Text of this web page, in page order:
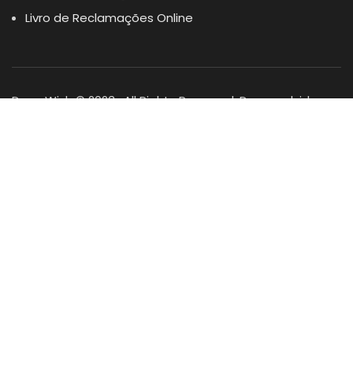
Livro de Reclamações Online
Dogs Wish © 2023 . All Rights Reserved. Desenvolvido por